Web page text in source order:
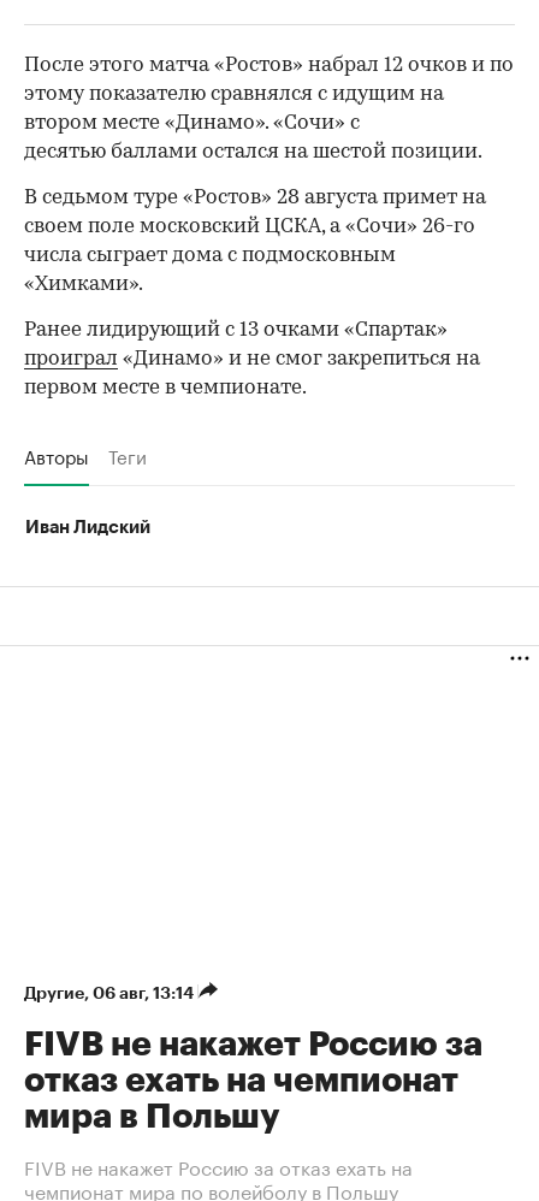
После этого матча «Ростов» набрал 12 очков и по
этому показателю сравнялся с идущим на
втором месте «Динамо». «Сочи» с
десятью баллами остался на шестой позиции.
В седьмом туре «Ростов» 28 августа примет на
своем поле московский ЦСКА, а «Сочи» 26-го
числа сыграет дома с подмосковным
«Химками».
Ранее лидирующий с 13 очками «Спартак»
проиграл «Динамо» и не смог закрепиться на
первом месте в чемпионате.
Авторы Теги
Иван Лидский
Другие 06 авг, 13:14
FIVB не накажет Россию за
отказ ехать на чемпионат
мира в Польшу
FIVB не накажет Россию за отказ ехать на
чемпионат мира по волейболу в Польшу